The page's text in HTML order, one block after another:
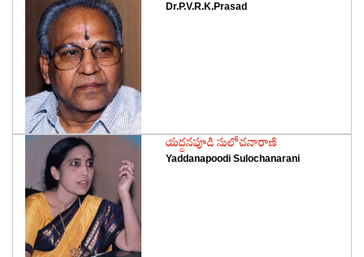
Dr.P.V.R.K.Prasad
‌యద్దనపూడి సులోచనారాణి
Yaddanapoodi Sulochanarani